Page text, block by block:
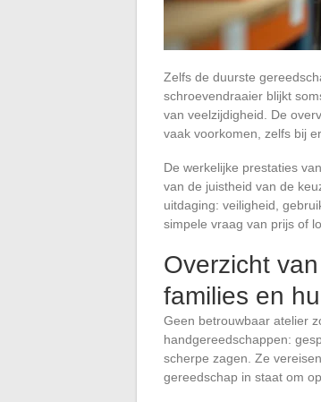
Zelfs de duurste
schroevendraaier blijkt
van veelzijdigheid. De
vaak voorkomen, zelfs bij
De werkelijke prestaties
van de juistheid van de
uitdaging: veiligheid,
simpele vraag van prijs of
Overzicht
families en
Geen betrouwbaar atelier
handgereedschappen:
scherpe zagen. Ze
gereedschap in staat om